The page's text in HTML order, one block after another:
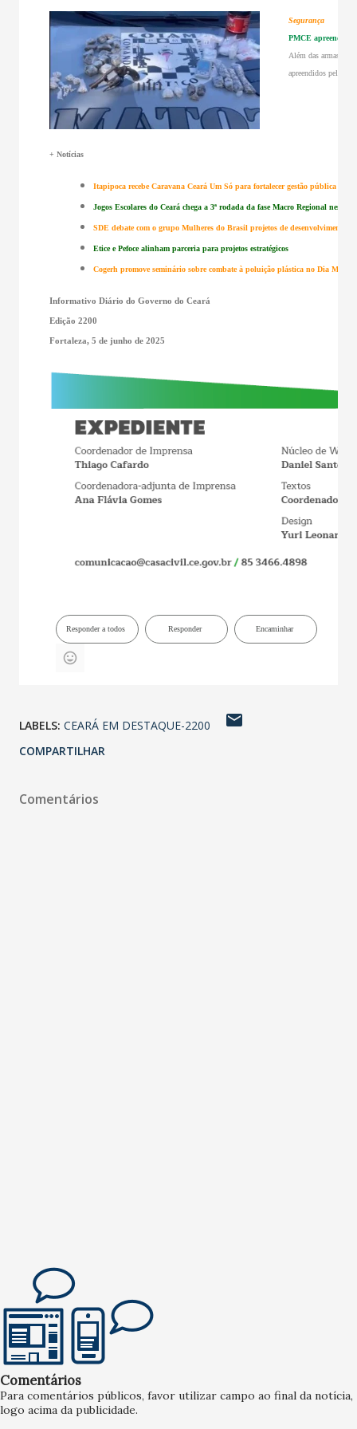
Segurança
PMCE apreende
Além das armas,
apreendidos pelas
+ Notícias
Itapipoca recebe Caravana Ceará Um Só para fortalecer gestão pública
Jogos Escolares do Ceará chega a 3ª rodada da fase Macro Regional neste
SDE debate com o grupo Mulheres do Brasil projetos de desenvolvimento
Etice e Pefoce alinham parceria para projetos estratégicos
Cogerh promove seminário sobre combate à poluição plástica no Dia
Informativo Diário do Governo do Ceará
Edição 2200
Fortaleza, 5 de junho de 2025
Responder a todos Responder Encaminhar
LABELS: CEARÁ EM DESTAQUE-2200
COMPARTILHAR
Comentários
Comentários
Para comentários públicos, favor utilizar campo ao final da notícia,
logo acima da publicidade.